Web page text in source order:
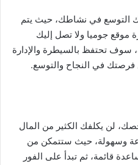
التوسع في نشاطك، حيث يتم
موقع جوميا ولا تصل إليك
سوف تحتفظ بالسيطرة والإدارة
فرصتك في النجاح والتوسع.
لن يكلفك الكثير من المال
وسهولة، حيث ستتمكن من
قائمة، ثم تبدأ على الفور